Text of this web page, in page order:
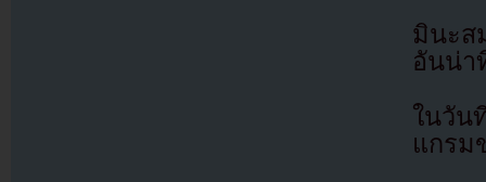
มินะส
อันน่า
ในวัน
แกรม